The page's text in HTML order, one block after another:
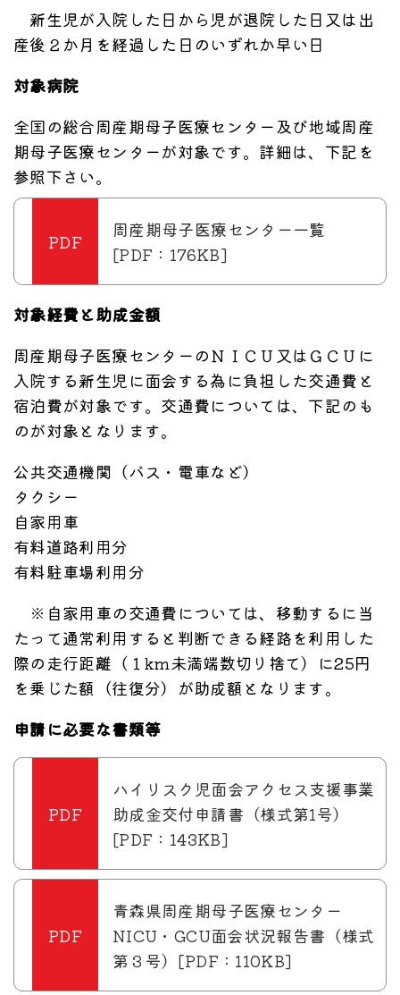
新生児が入院した日から児が退院した日又は出
産後２か月を経過した日のいずれか早い日
対象病院
全国の総合周産期母子医療センター及び地域周産
期母子医療センターが対象です。詳細は、下記を
参照下さい。
周産期母子医療センター一覧
[PDF：176KB]
対象経費と助成金額
周産期母子医療センターのＮＩＣＵ又はＧＣＵに
入院する新生児に面会する為に負担した交通費と
宿泊費が対象です。交通費については、下記のも
のが対象となります。
公共交通機関（バス・電車など）
タクシー
自家用車
有料道路利用分
有料駐車場利用分
※自家用車の交通費については、移動するに当
たって通常利用すると判断できる経路を利用した
際の走行距離（１km未満端数切り捨て）に25円
を乗じた額（往復分）が助成額となります。
申請に必要な書類等
ハイリスク児面会アクセス支援事業
助成金交付申請書（様式第1号）
[PDF：143KB]
青森県周産期母子医療センター
NICU・GCU面会状況報告書（様式
第３号）[PDF：110KB]